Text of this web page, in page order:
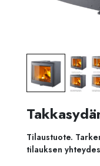
Tilaustuote.
tilauksen